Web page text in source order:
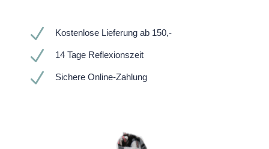
N Kostenlose Lieferung ab 150,-
N 14 Tage Reflexionszeit
N Sichere Online-Zahlung